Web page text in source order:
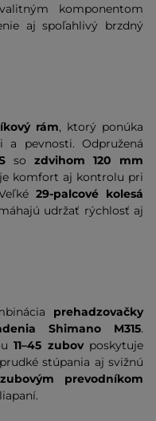
komponentom
aj spoľahlivý brzdný
rám, ktorý ponúka
pevnosti. Odpružená
sozdvihom 120 mm
komfort aj kontrolu pri
29-palcové kolesá
udržať rýchlosť aj
prehadzovačky
Shimano M315.
11–45 zubovposkytuje
stúpania aj svižnú
zubovým prevodníkom